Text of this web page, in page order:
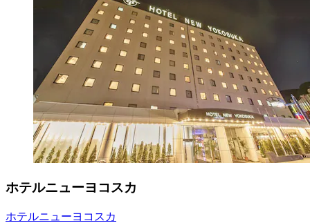
ホテルニューヨコスカ
ホテルニューヨコスカ